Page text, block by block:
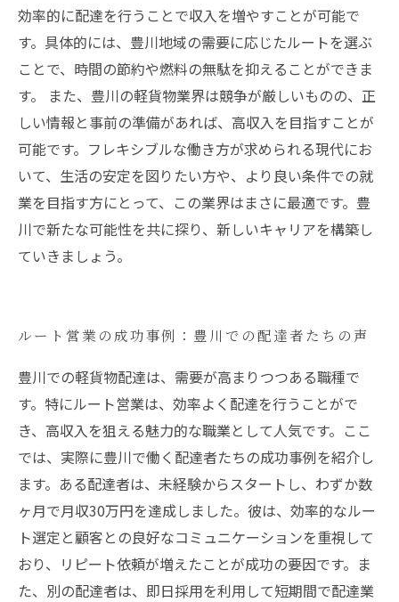
効率的に配達を行うことで収入を増やすことが可能で
す。具体的には、豊川地域の需要に応じたルートを選ぶ
ことで、時間の節約や燃料の無駄を抑えることができま
す。 また、豊川の軽貨物業界は競争が厳しいものの、正
しい情報と事前の準備があれば、高収入を目指すことが
可能です。フレキシブルな働き方が求められる現代にお
いて、生活の安定を図りたい方や、より良い条件での就
業を目指す方にとって、この業界はまさに最適です。豊
川で新たな可能性を共に探り、新しいキャリアを構築し
ていきましょう。
ルート営業の成功事例：豊川での配達者たちの声
豊川での軽貨物配達は、需要が高まりつつある職種で
す。特にルート営業は、効率よく配達を行うことがで
き、高収入を狙える魅力的な職業として人気です。ここ
では、実際に豊川で働く配達者たちの成功事例を紹介し
ます。ある配達者は、未経験からスタートし、わずか数
ヶ月で月収30万円を達成しました。彼は、効率的なルー
ト選定と顧客との良好なコミュニケーションを重視して
おり、リピート依頼が増えたことが成功の要因です。ま
た、別の配達者は、即日採用を利用して短期間で配達業